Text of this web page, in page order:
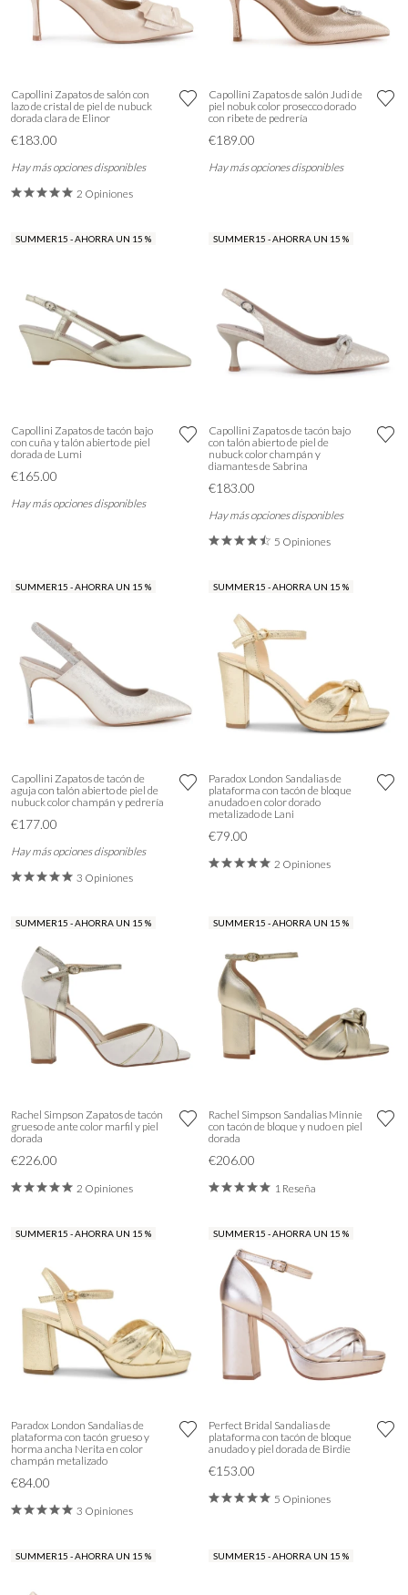
Capollini Zapatos de salón con
lazo de cristal de piel de nubuck
dorada clara de Elinor
€183.00
Hay más opciones disponibles
2 Opiniones
Capollini Zapatos de salón Judi de
piel nobuk color prosecco dorado
con ribete de pedrería
€189.00
Hay más opciones disponibles
SUMMER15 - AHORRA UN 15 %
Capollini Zapatos de tacón bajo
con cuña y talón abierto de piel
dorada de Lumi
€165.00
Hay más opciones disponibles
SUMMER15 - AHORRA UN 15 %
Capollini Zapatos de tacón bajo
con talón abierto de piel de
nubuck color champán y
diamantes de Sabrina
€183.00
Hay más opciones disponibles
5 Opiniones
SUMMER15 - AHORRA UN 15 %
Capollini Zapatos de tacón de
aguja con talón abierto de piel de
nubuck color champán y pedrería
€177.00
Hay más opciones disponibles
3 Opiniones
SUMMER15 - AHORRA UN 15 %
Paradox London Sandalias de
plataforma con tacón de bloque
anudado en color dorado
metalizado de Lani
€79.00
2 Opiniones
SUMMER15 - AHORRA UN 15 %
Rachel Simpson Zapatos de tacón
grueso de ante color marfil y piel
dorada
€226.00
2 Opiniones
SUMMER15 - AHORRA UN 15 %
Rachel Simpson Sandalias Minnie
con tacón de bloque y nudo en piel
dorada
€206.00
1 Reseña
SUMMER15 - AHORRA UN 15 %
Paradox London Sandalias de
plataforma con tacón grueso y
horma ancha Nerita en color
champán metalizado
€84.00
3 Opiniones
SUMMER15 - AHORRA UN 15 %
Perfect Bridal Sandalias de
plataforma con tacón de bloque
anudado y piel dorada de Birdie
€153.00
5 Opiniones
SUMMER15 - AHORRA UN 15 % SUMMER15 - AHORRA UN 15 %